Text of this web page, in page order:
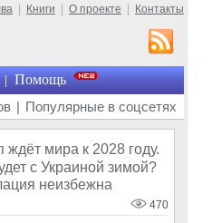
Книги О проекте Контакты
| Помощь
| Популярные в соцсетях
ждёт мира к 2028 году.
с Украиной зимой?
неизбежна
470